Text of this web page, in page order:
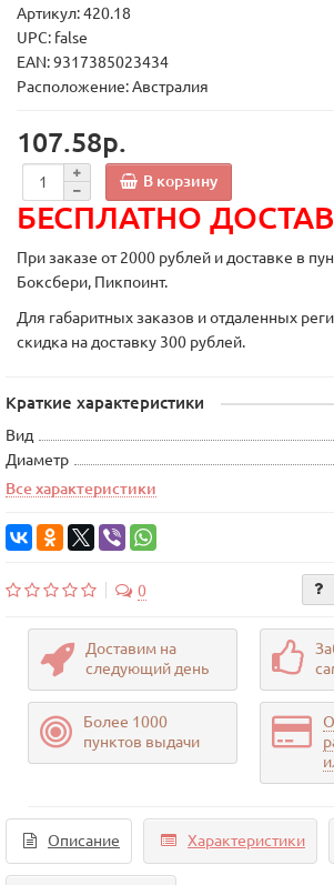
Артикул: 420.18
UPC: false
EAN: 9317385023434
Расположение: Австралия
107.58р.
В корзину
БЕСПЛАТНО
При заказе от 2000 рублей и доставке в
Боксбери, Пикпоинт.
Для габаритных заказов и отдаленных
скидка на доставку 300 рублей.
Краткие характеристики
Вид
Диаметр
Все характеристики
0
Доставим на
следующий день
Более 1000
пунктов выдачи
Описание Характеристики